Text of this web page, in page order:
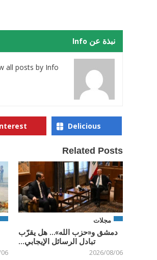
نبذة عن Info
all posts by Info
Delicious
Related Posts
مجلات
دمشق و«حزب الله»… هل يقرّب
تبادل الرسائل الإيجابي...
2026/08/06